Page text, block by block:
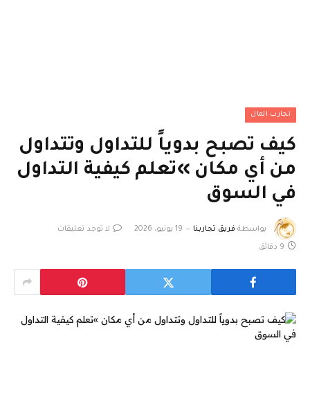
تجارب المال
كيف تصبح بدوياً للتداول وتتداول
من أي مكان »تعلم كيفية التداول
في السوق
بواسطة فريق تجاربنا 19 يونيو، 2026 لا توجد تعليقات
9 دقائق